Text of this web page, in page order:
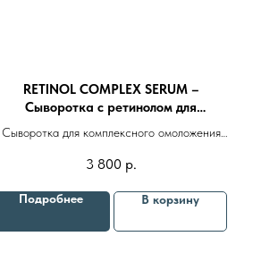
RETINOL COMPLEX SERUM –
Сыворотка с ретинолом для
Сыворотка для комплексного омоложения
запатентованных растительных комплексов
3 800 р.
Подробнее В корзину